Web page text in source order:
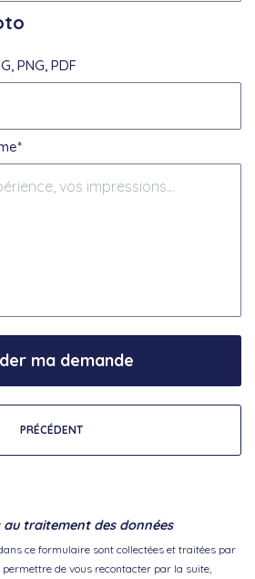
PNG, PDF
PRÉCÉDENT
ma demande
traitement des données
ce formulaire sont collectées et traitées par
de vous recontacter par la suite,